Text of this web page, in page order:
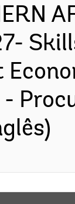
-